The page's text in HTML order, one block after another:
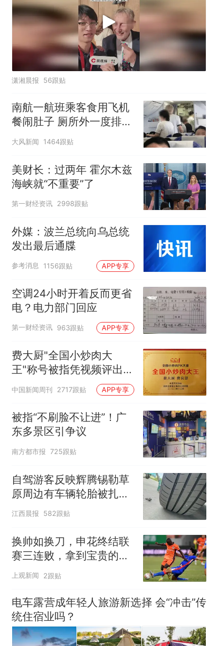
潇湘晨报 56跟贴
南航一航班乘客食用飞机
餐闹肚子 厕所外一度排长
队
大风新闻 1464跟贴
美财长：过两年 霍尔木兹
海峡就“不重要”了
第一财经资讯 2998跟贴
外媒：波兰总统向乌总统
发出最后通牒
参考消息 1156跟贴 APP专享
空调24小时开着反而更省
电？电力部门回应
第一财经资讯 963跟贴 APP专享
费大厨"全国小炒肉大
王"称号被指凭视频评出
官方回应
中国新闻周刊 2717跟贴 APP专享
被指“不刷脸不让进”！广
东多景区引争议
南方都市报 725跟贴
自驾游客反映辉腾锡勒草
原周边有车辆轮胎被扎，
修理店铺换胎价格高达千
江西晨报 582跟贴
换帅如换刀，申花终结联
赛三连败，拿到宝贵的续
命3分
上观新闻 2跟贴
电车露营成年轻人旅游新选择 会“冲击”传
统住宿业吗？